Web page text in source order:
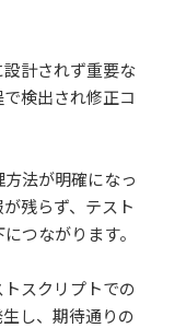
計されず重要な
検出され修正コ
法が明確になっ
残らず、テスト
つながります。
スクリプトでの
し、期待通りの